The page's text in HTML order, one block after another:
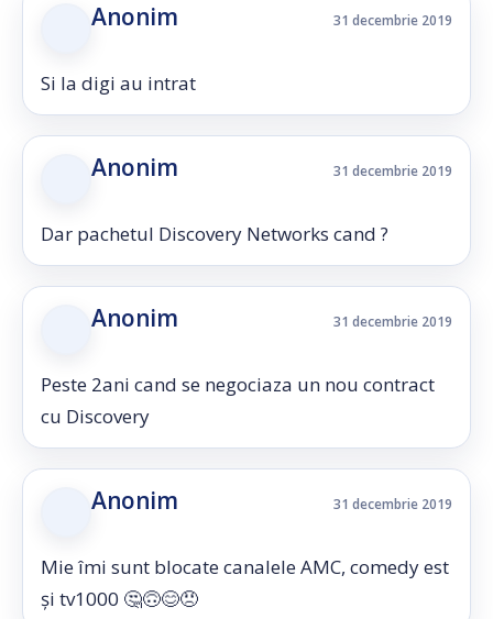
Anonim 31 decembrie 2019
Si la digi au intrat
Anonim 31 decembrie 2019
Dar pachetul Discovery Networks cand ?
Anonim 31 decembrie 2019
Peste 2ani cand se negociaza un nou contract
cu Discovery
Anonim 31 decembrie 2019
Mie îmi sunt blocate canalele AMC, comedy est
și tv1000 🤔🙃😊😠